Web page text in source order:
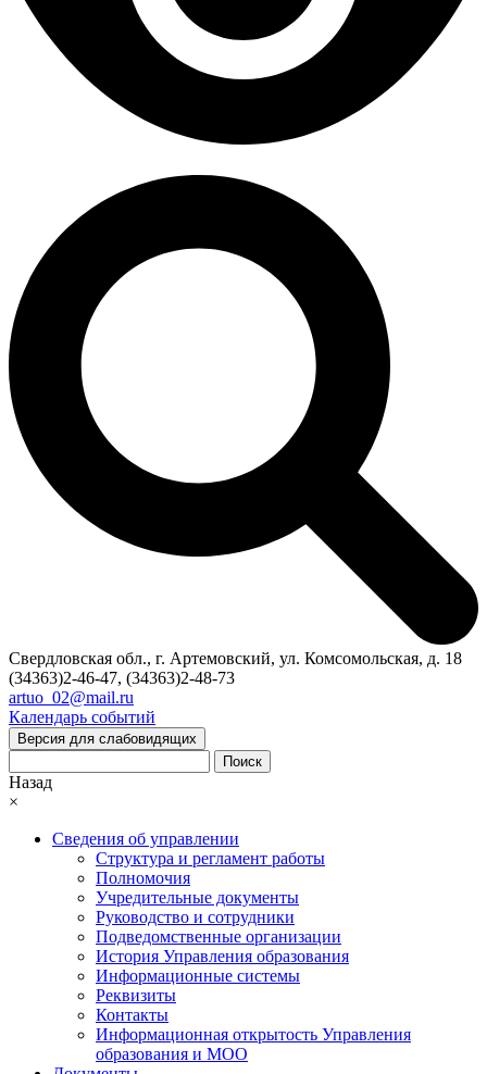
Свердловская обл., г. Артемовский, ул. Комсомольская, д. 18
(34363)2-46-47, (34363)2-48-73
artuo_02@mail.ru
Календарь событий
Версия для слабовидящих
Поиск
Назад
×
Сведения об управлении
Структура и регламент работы
Полномочия
Учредительные документы
Руководство и сотрудники
Подведомственные организации
История Управления образования
Информационные системы
Реквизиты
Контакты
Информационная открытость Управления
образования и МОО